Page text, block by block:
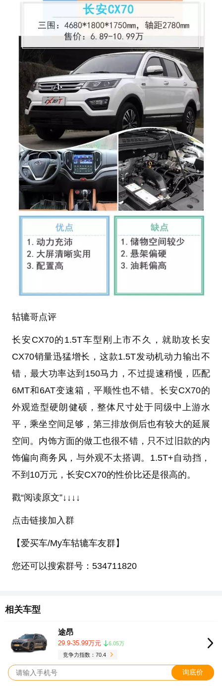
轱辘哥点评
长安CX70的1.5T车型刚上市不久，就助攻长安
CX70销量迅猛增长，这款1.5T发动机动力输出不
错，最大功率达到150马力，不过提速稍慢，匹配
6MT和6AT变速箱，平顺性也不错。长安CX70的
外观造型硬朗健硕，整体尺寸处于同级中上游水
平，乘坐空间足够，第三排放倒后也有较大的延展
空间。内饰方面的做工也很不错，只不过旧款的内
饰偏向商务风，与外观不太搭调。1.5T+自动挡，
不到10万元，长安CX70的性价比还是很高的。
戳“阅读原文”↓↓↓↓
点击链接加入群
【爱买车/My车轱辘车友群】
您还可以搜索群号：534711820
相关车型
途昂
29.9-35.99万元
6.05万
竞争力指数：70.4
询底价